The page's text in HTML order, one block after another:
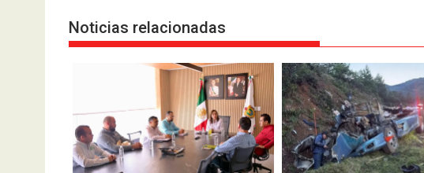
Noticias relacionadas